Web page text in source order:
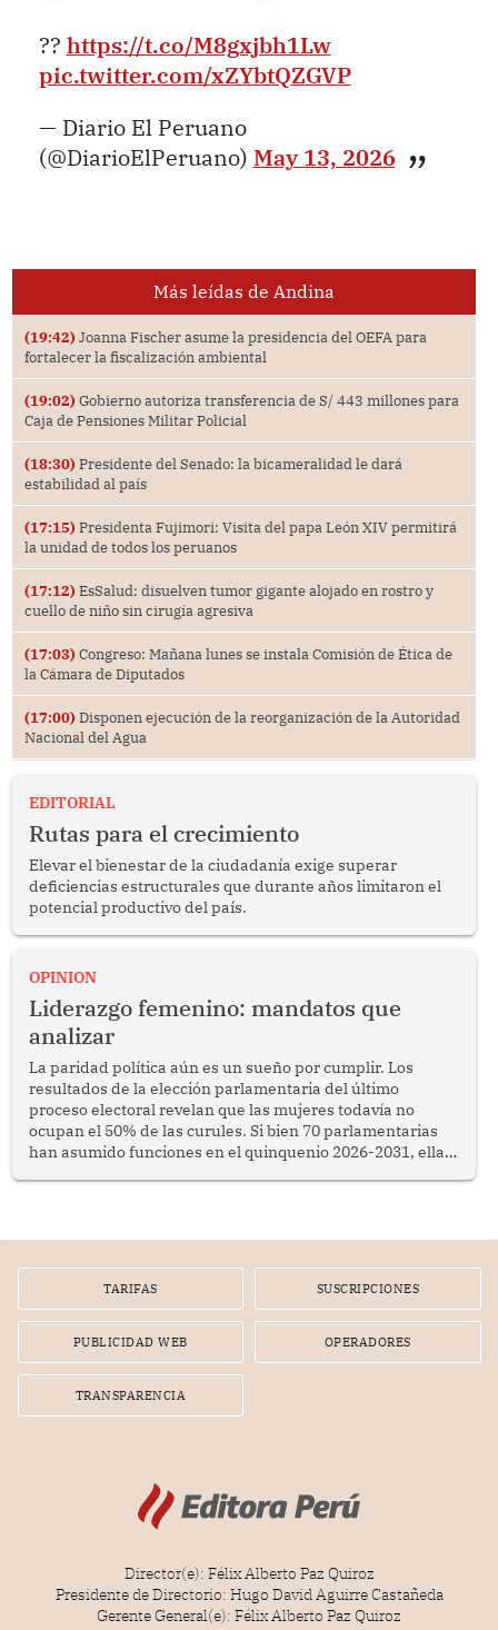
?? https://t.co/M8gxjbh1Lw
pic.twitter.com/xZYbtQZGVP
— Diario El Peruano
(@DiarioElPeruano) May 13, 2026
Más leídas de Andina
(19:42) Joanna Fischer asume la presidencia del OEFA para
fortalecer la fiscalización ambiental
(19:02) Gobierno autoriza transferencia de S/ 443 millones para
Caja de Pensiones Militar Policial
(18:30) Presidente del Senado: la bicameralidad le dará
estabilidad al país
(17:15) Presidenta Fujimori: Visita del papa León XIV permitirá
la unidad de todos los peruanos
(17:12) EsSalud: disuelven tumor gigante alojado en rostro y
cuello de niño sin cirugía agresiva
(17:03) Congreso: Mañana lunes se instala Comisión de Ética de
la Cámara de Diputados
(17:00) Disponen ejecución de la reorganización de la Autoridad
Nacional del Agua
EDITORIAL
Rutas para el crecimiento
Elevar el bienestar de la ciudadanía exige superar
deficiencias estructurales que durante años limitaron el
potencial productivo del país.
OPINION
Liderazgo femenino: mandatos que
analizar
La paridad política aún es un sueño por cumplir. Los
resultados de la elección parlamentaria del último
proceso electoral revelan que las mujeres todavía no
ocupan el 50% de las curules. Si bien 70 parlamentarias
han asumido funciones en el quinquenio 2026-2031, ellas
TARIFAS SUSCRIPCIONES
PUBLICIDAD WEB OPERADORES
TRANSPARENCIA
Director(e): Félix Alberto Paz Quiroz
Presidente de Directorio: Hugo David Aguirre Castañeda
Gerente General(e): Félix Alberto Paz Quiroz